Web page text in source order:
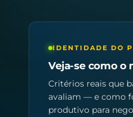
IDENTIDADE DO
Veja-se como o
Critérios reais que
avaliam — e como
produtivo para